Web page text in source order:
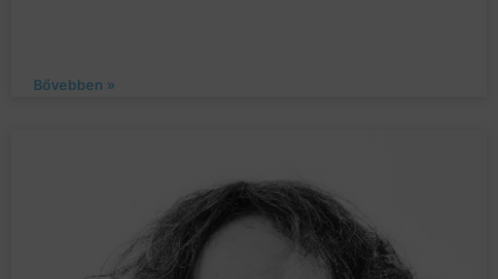
Bővebben »